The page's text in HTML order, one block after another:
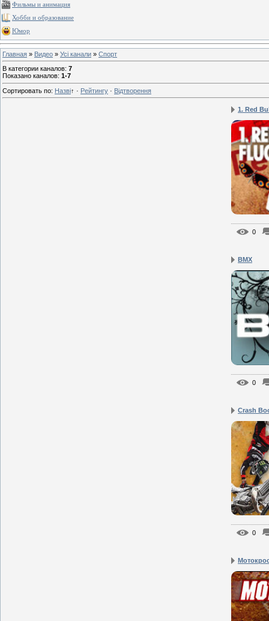
Фильмы и анимация
Хобби и образование
Юмор
Главная » Видео » Усі канали » Спорт
В категории каналов: 7
Показано каналов: 1-7
Сортировать по: Назві↑ · Рейтингу · Відтворення
1. Red
0
BMX
0
Crash
0